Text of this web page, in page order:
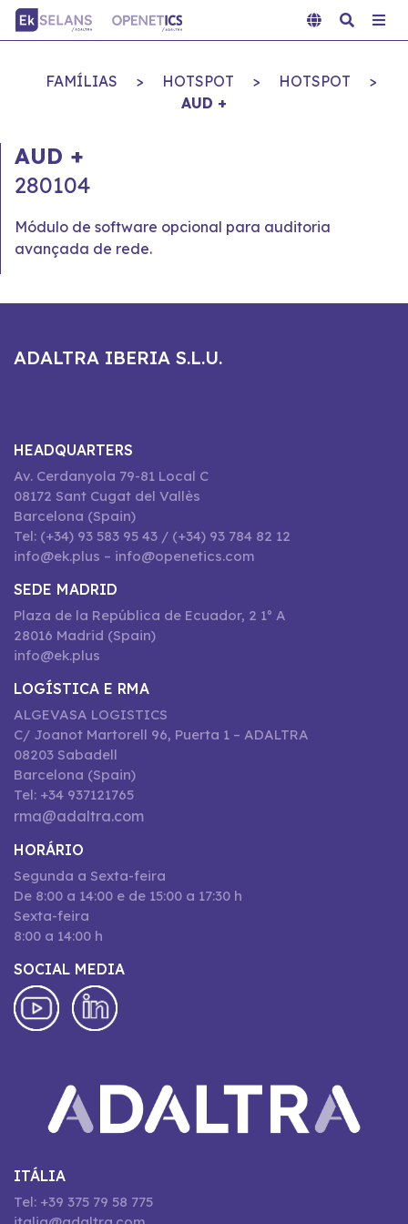
FAMÍLIAS > HOTSPOT > HOTSPOT
>
AUD +
AUD +
280104
Módulo de software opcional para auditoria
avançada de rede.
ADALTRA IBERIA S.L.U.
HEADQUARTERS
Av. Cerdanyola 79-81 Local C
08172 Sant Cugat del Vallès
Barcelona (Spain)
Tel: (+34) 93 583 95 43 / (+34) 93 784 82 12
info@ek.plus – info@openetics.com
SEDE MADRID
Plaza de la República de Ecuador, 2 1º A
28016 Madrid (Spain)
info@ek.plus
LOGÍSTICA E RMA
ALGEVASA LOGISTICS
C/ Joanot Martorell 96, Puerta 1 – ADALTRA
08203 Sabadell
Barcelona (Spain)
Tel: +34 937121765
rma@adaltra.com
HORÁRIO
Segunda a Sexta-feira
De 8:00 a 14:00 e de 15:00 a 17:30 h
Sexta-feira
8:00 a 14:00 h
SOCIAL MEDIA
ITÁLIA
Tel: +39 375 79 58 775